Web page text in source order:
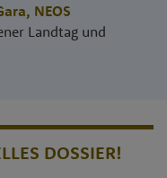
, NEOS
Landtag und
DOSSIER!